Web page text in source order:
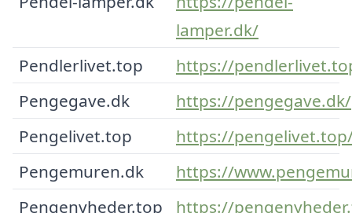
lamper.dk/
Pendlerlivet.top
https://
Pengegave.dk
https://pengegave.dk/
Pengelivet.top
https://
Pengemuren.dk
https://
Pengenyheder.top
https://